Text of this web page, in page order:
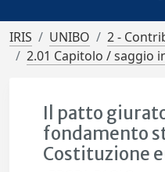
IRIS UNIBO
2 -
2.01 Capitolo / saggio
Il patto
fondamento
Costituzione